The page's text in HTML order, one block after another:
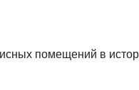
помещений в